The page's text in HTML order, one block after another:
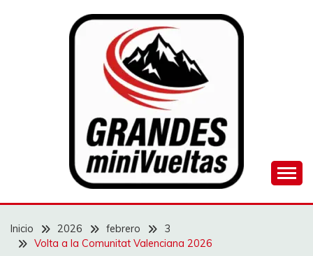
GRANDES
MINIVUELTAS
Inicio 2026 febrero
3
Volta a la Comunitat Valenciana 2026